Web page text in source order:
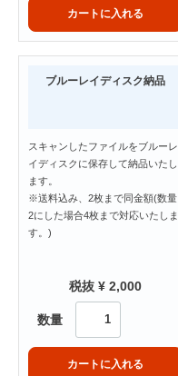
カートに入れる
ブルーレイディスク納品
スキャンしたファイルをブルーレ
イディスクに保存して納品いたし
ます。
※送料込み、2枚まで同金額(数量
2にした場合4枚まで対応いたしま
す。)
税抜 ¥ 2,000
数量
カートに入れる